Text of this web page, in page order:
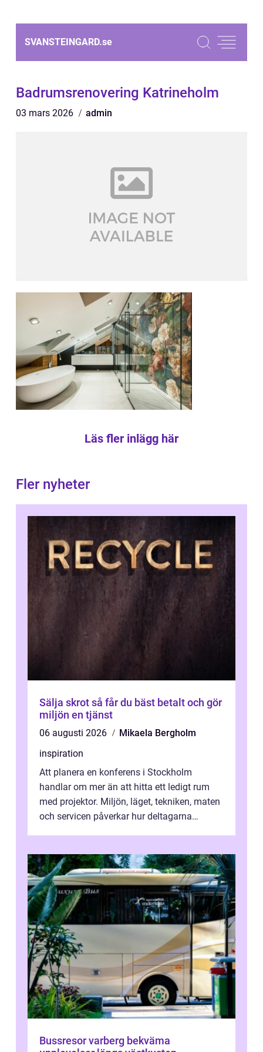
SVANSTEINGARD.se
Badrumsrenovering Katrineholm
03 mars 2026 admin
Läs fler inlägg här
Fler nyheter
Sälja skrot så får du bäst betalt och gör
miljön en tjänst
06 augusti 2026
Mikaela Bergholm
inspiration
Att planera en konferens i Stockholm
handlar om mer än att hitta ett ledigt rum
med projektor. Miljön, läget, tekniken, maten
och servicen påverkar hur deltagarna
Bussresor varberg bekväma